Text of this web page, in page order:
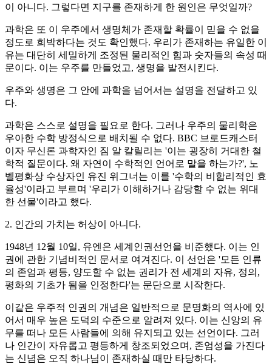
이 아니다. 그렇다면 지구를 존재하게 한 원인은 무엇일까?
과학은 또 이 우주에서 생명체가 존재할 확률이 믿을 수 없을
정도로 희박하다는 것도 확인했다. 우리가 존재하는 유일한 이
유는 대단히 세밀하게 조정된 물리적인 힘과 숫자들의 속성 때
문이다. 이는 우주를 만들었고, 생명을 발전시킨다.
우주와 생명은 그 안에 과학을 넘어서는 설명을 전달하고 있
다.
과학은 스스로 설명을 필요로 한다. 그러나 우주의 물리학은
우아한 수학 방정식으로 배치될 수 없다. BBC 브로드캐스터
이자 무신론 과학자인 짐 알 칼릴리는 '이는 굉장히 거대한 철
학적 질문이다. 왜 자연이 수학적인 언어로 말을 하는가?', 노
벨평화상 수상자인 유진 위그너는 이를 '수학의 비합리적인 효
율성'이라고 부르며 '우리가 이해하거나 감당할 수 없는 위대
한 선물'이라고 했다.
2. 인간의 가치는 허상이 아니다.
1948년 12월 10일, 유엔은 세계인권선언을 비준했다. 이는 인
권에 관한 기념비적인 문서로 여겨진다. 이 선언은 '모든 인류
의 존엄과 평등, 양도할 수 없는 권리가 전 세계의 자유, 정의,
평화의 기초가 됨을 인정한다'는 문단으로 시작한다.
이같은 우주적 인권의 개념은 일반적으로 문명화의 역사에 있
어서 매우 높은 도덕의 수준으로 알려져 있다. 이는 신앙의 유
무를 떠나 모든 사람들에 의해 유지되고 있는 선언이다. 그러
나 인간이 자유롭고 평등하게 창조되었으며, 존엄성을 가진다
는 신념은 오직 하나님이 존재하실 때만 타당하다.